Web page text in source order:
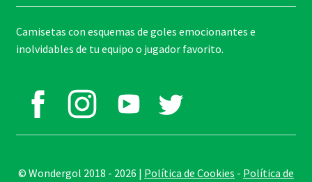
Camisetas con esquemas de goles emocionantes e
inolvidables de tu equipo o jugador favorito.
© Wondergol 2018 - 2026 | Política de Cookies - Política de